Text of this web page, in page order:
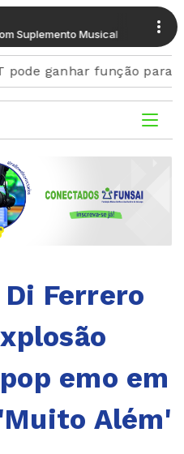
com Suplemento Musical Manhã
ganhar função para criar
Ferrero
emo em
Além'